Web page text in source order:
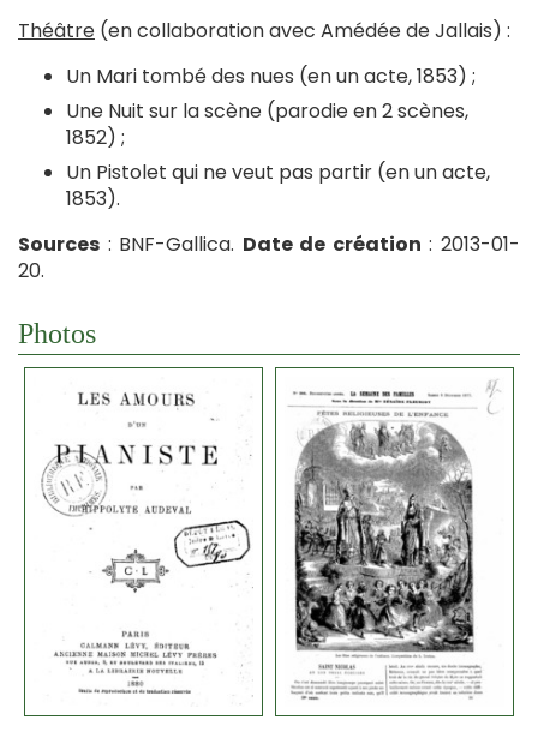
Théâtre (en collaboration avec Amédée de Jallais) :
Un Mari tombé des nues (en un acte, 1853) ;
Une Nuit sur la scène (parodie en 2 scènes,
1852) ;
Un Pistolet qui ne veut pas partir (en un acte,
1853).
Sources : BNF-Gallica. Date de création : 2013-01-
20.
Photos